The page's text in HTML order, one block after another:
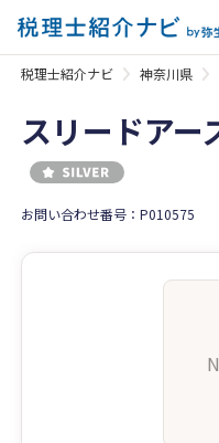
税理士紹介ナビ 神奈川県
スリードアー
お問い合わせ番号：P010575